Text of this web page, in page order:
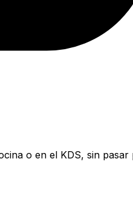
o en el KDS, sin